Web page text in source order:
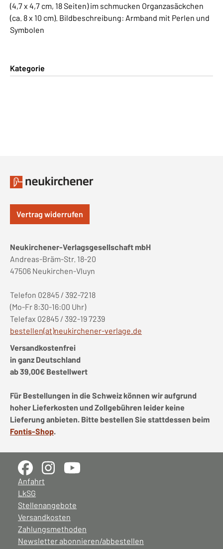
(4,7 x 4,7 cm, 18 Seiten) im schmucken Organzasäckchen
(ca. 8 x 10 cm). Bildbeschreibung: Armband mit Perlen und
Symbolen
Kategorie
Vertrag widerrufen
Neukirchener-Verlagsgesellschaft mbH
Andreas-Bräm-Str. 18-20
47506 Neukirchen-Vluyn
Telefon 02845 / 392-7218
(Mo-Fr 8:30-16:00 Uhr)
Telefax 02845 / 392-19 7239
bestellen(at)neukirchener-verlage.de
Versandkostenfrei
in ganz Deutschland
ab 39,00€ Bestellwert
Für Bestellungen in die Schweiz können wir aufgrund
hoher Lieferkosten und Zollgebühren leider keine
Lieferung anbieten. Bitte bestellen Sie stattdessen beim
Fontis-Shop.
Anfahrt
LkSG
Stellenangebote
Versandkosten
Zahlungsmethoden
Newsletter abonnieren/abbestellen